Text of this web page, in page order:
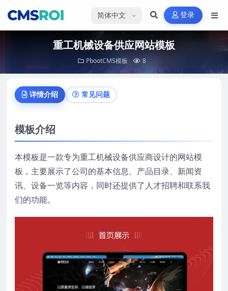
选择语言 登录
重工机械设备供应网站模板
PbootCMS模板 8
详情介绍 常见问题
模板介绍
本模板是一款专为重工机械设备供应商设计的网站模
板，主要展示了公司的基本信息、产品目录、新闻资
讯、设备一览等内容，同时还提供了人才招聘和联系我
们的功能。